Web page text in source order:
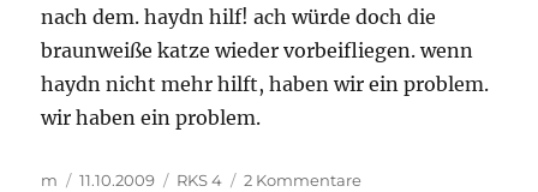
nach dem. haydn hilf! ach würde doch die
braunweiße katze wieder vorbeifliegen. wenn
haydn nicht mehr hilft, haben wir ein problem.
wir haben ein problem.
Autor
m
Veröffentlicht
11.10.2009 Kategorien
RKS 4 2 Kommentarezu